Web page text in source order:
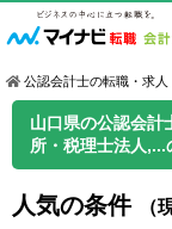
公認会計士の転職・求
山口県の公認会計
所・税理士法人,...
人気の条件 （